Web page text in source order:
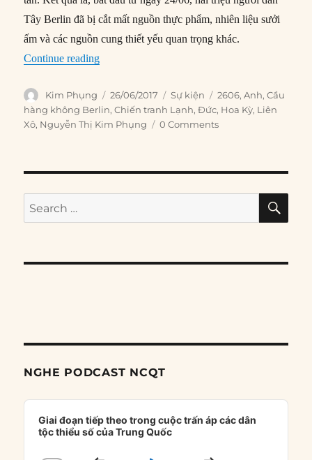
Tây Berlin đã bị cắt mất nguồn thực phẩm, nhiên liệu sưởi
ấm và các nguồn cung thiết yếu quan trọng khác.
Continue reading“26/06/1948: Mỹ bắt đầu Cầu hàng không
Author
Kim Phụng
Posted
on
26/06/2017 Categories
Sự kiện Tags
2606,Anh,Cầu
hàng không Berlin,Chiến tranh Lạnh,Đức, Hoa Kỳ, Liên
Xô, Nguyễn Thị Kim Phụng 0 Comments
Search
for:
NGHE PODCAST NCQT
Audio
Player
Giai đoạn tiếp theo trong cuộc trấn áp các dân
tộc thiểu số của Trung Quốc